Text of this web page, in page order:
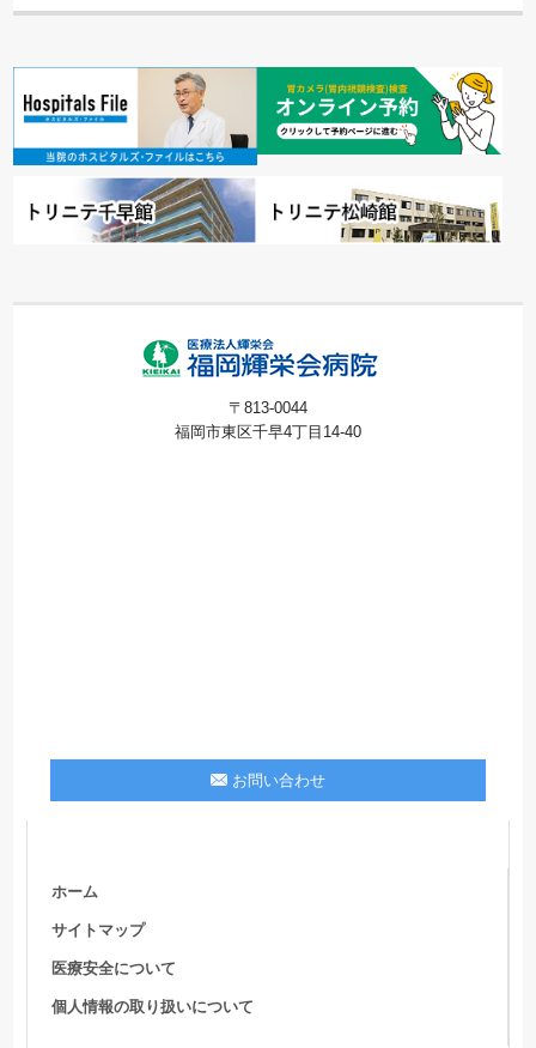
〒813-0044
福岡市東区千早4丁目14-40
お問い合わせ
ホーム
サイトマップ
医療安全について
個人情報の取り扱いについて